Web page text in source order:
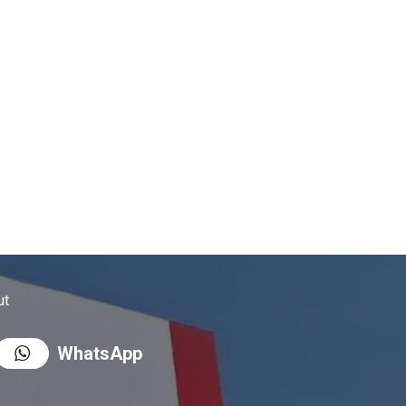
WhatsApp